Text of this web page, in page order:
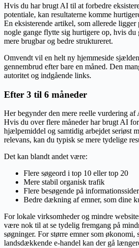
Hvis du har brugt AI til at forbedre
potentiale, kan resultaterne komme
En eksisterende artikel, som allerede
nogle gange flytte sig hurtigere op, hvis
mere brugbar og bedre struktureret.
Omvendt vil en helt ny hjemmeside
gennembrud efter bare en måned. Den
autoritet og indgående links.
Efter 3 til 6 måneder
Her begynder den mere reelle vurdering
Hvis du over flere måneder har brugt AI
hjælpemiddel og samtidig arbejdet seriøst
relevans, kan du typisk se mere tydelige
Det kan blandt andet være:
Flere søgeord i top 10 eller top 20
Mere stabil organisk trafik
Flere besøgende på
Bedre dækning af emner, som dine
For lokale virksomheder og mindre
være nok til at se tydelig fremgang på
søgninger. For større emner som økonomi,
landsdækkende e-handel kan der gå